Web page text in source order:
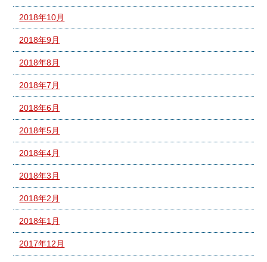
2018年10月
2018年9月
2018年8月
2018年7月
2018年6月
2018年5月
2018年4月
2018年3月
2018年2月
2018年1月
2017年12月